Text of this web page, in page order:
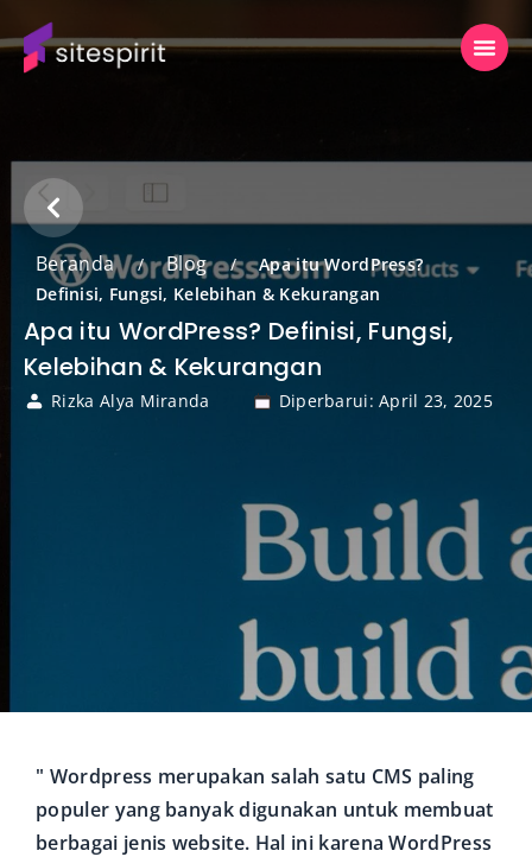
Beranda / Blog /
Apa itu WordPress?
Definisi, Fungsi, Kelebihan & Kekurangan
Apa itu WordPress? Definisi, Fungsi,
Kelebihan & Kekurangan
Rizka Alya Miranda Diperbarui: April 23, 2025
" Wordpress merupakan salah satu CMS paling
populer yang banyak digunakan untuk membuat
berbagai jenis website. Hal ini karena WordPress